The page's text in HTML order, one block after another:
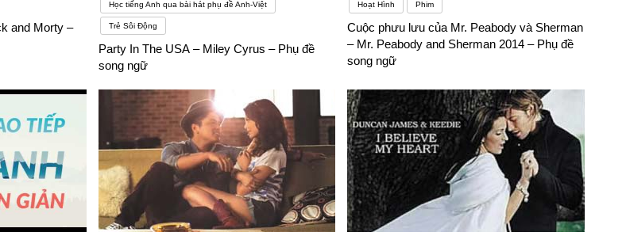
and Morty –
Học tiếng Anh qua bài hát phụ đề Anh-Việt
Trẻ Sôi Động
Party In The USA – Miley Cyrus – Phụ đề
song ngữ
Hoạt Hình Phim
Cuộc phưu lưu của Mr. Peabody và Sherman
– Mr. Peabody and Sherman 2014 – Phụ đề
song ngữ